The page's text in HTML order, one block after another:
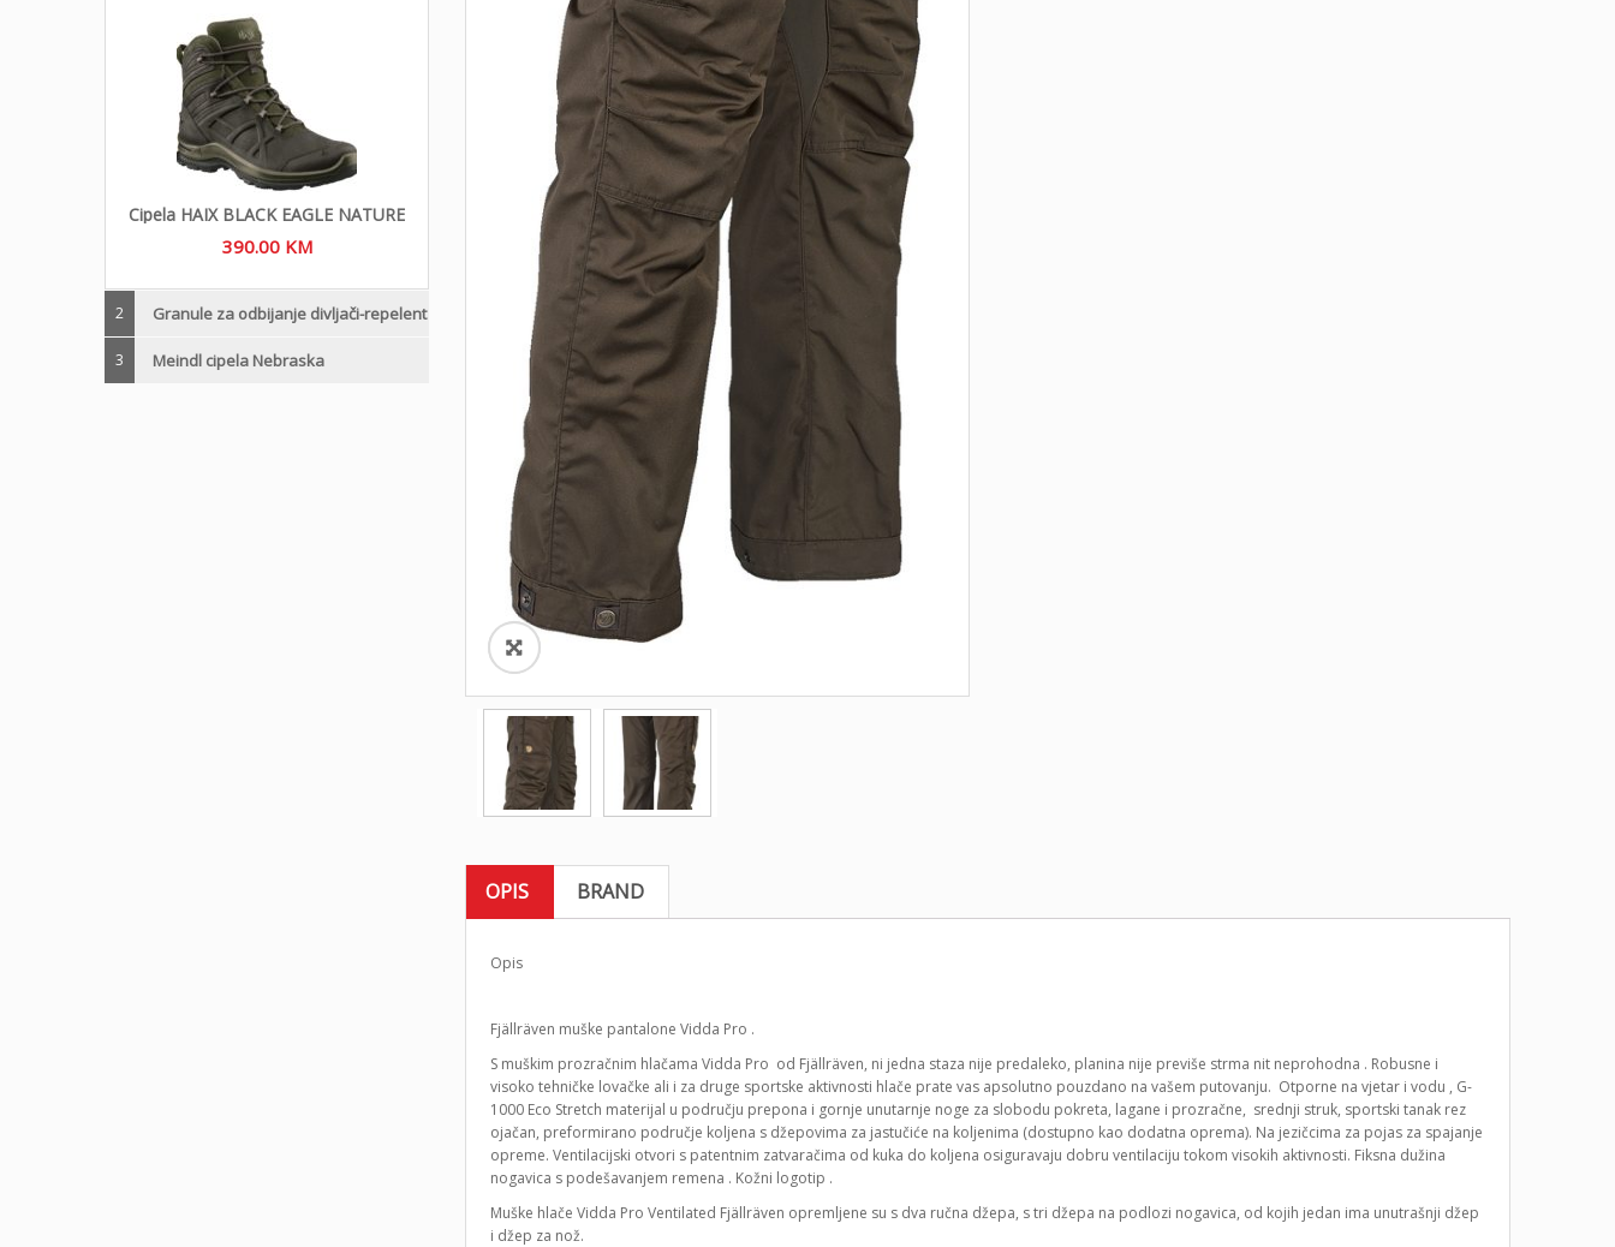
Cipela HAIX BLACK EAGLE NATURE
390.00 KM
2 Granule za odbijanje divljači-repelent
3 Meindl cipela Nebraska
OPIS BRAND
Opis
Fjällräven muške pantalone Vidda Pro .
S muškim prozračnim hlačama Vidda Pro od Fjällräven, ni jedna staza nije predaleko, planina nije previše strma nit neprohodna . Robusne i
visoko tehničke lovačke ali i za druge sportske aktivnosti hlače prate vas apsolutno pouzdano na vašem putovanju. Otporne na vjetar i vodu , G-
1000 Eco Stretch materijal u području prepona i gornje unutarnje noge za slobodu pokreta, lagane i prozračne, srednji struk, sportski tanak rez
ojačan, preformirano područje koljena s džepovima za jastučiće na koljenima (dostupno kao dodatna oprema). Na jezičcima za pojas za spajanje
opreme. Ventilacijski otvori s patentnim zatvaračima od kuka do koljena osiguravaju dobru ventilaciju tokom visokih aktivnosti. Fiksna dužina
nogavica s podešavanjem remena . Kožni logotip .
Muške hlače Vidda Pro Ventilated Fjällräven opremljene su s dva ručna džepa, s tri džepa na podlozi nogavica, od kojih jedan ima unutrašnji džep
i džep za nož.